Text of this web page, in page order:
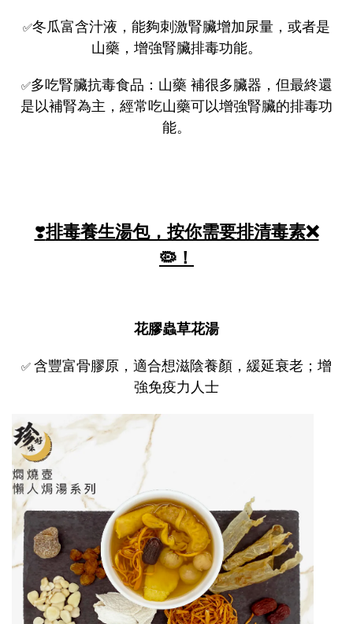
✅冬瓜富含汁液，能夠刺激腎臟增加尿量，或者是
山藥，增強腎臟排毒功能。
✅多吃腎臟抗毒食品：山藥 補很多臟器，但最終還
是以補腎為主，經常吃山藥可以增強腎臟的排毒功
能。
❣️排毒養生湯包，按你需要排清毒素❌
🦠 ！
花膠蟲草花湯
✅ 含豐富骨膠原，適合想滋陰養顏，緩延衰老；增
強免疫力人士